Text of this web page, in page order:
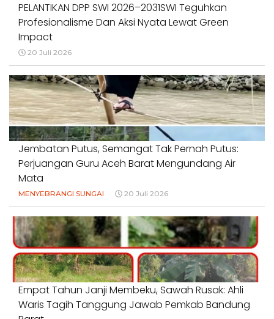
PELANTIKAN DPP SWI 2026–2031SWI Teguhkan
Profesionalisme Dan Aksi Nyata Lewat Green
Impact
20 Juli 2026
Jembatan Putus, Semangat Tak Pernah Putus:
Perjuangan Guru Aceh Barat Mengundang Air
Mata
MENYEBRANGI SUNGAI 20 Juli 2026
Empat Tahun Janji Membeku, Sawah Rusak: Ahli
Waris Tagih Tanggung Jawab Pemkab Bandung